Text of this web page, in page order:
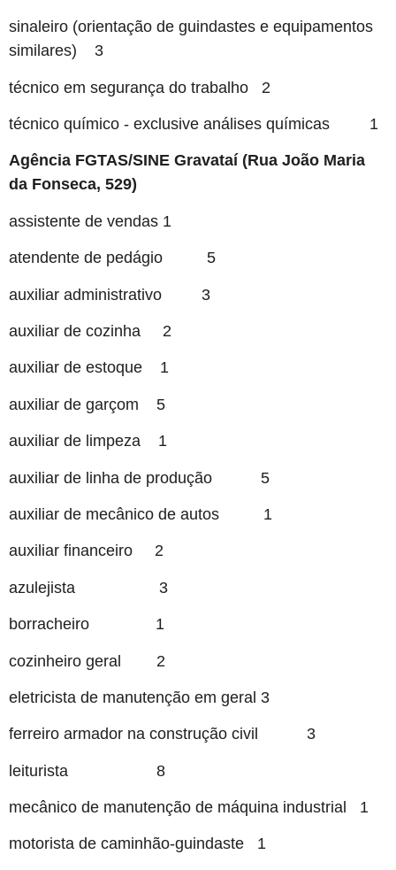
sinaleiro (orientação de guindastes e equipamentos
similares) 3
técnico em segurança do trabalho 2
técnico químico - exclusive análises químicas 1
Agência FGTAS/SINE Gravataí (Rua João Maria
da Fonseca, 529)
assistente de vendas 1
atendente de pedágio 5
auxiliar administrativo 3
auxiliar de cozinha 2
auxiliar de estoque 1
auxiliar de garçom 5
auxiliar de limpeza 1
auxiliar de linha de produção 5
auxiliar de mecânico de autos 1
auxiliar financeiro 2
azulejista 3
borracheiro 1
cozinheiro geral 2
eletricista de manutenção em geral 3
ferreiro armador na construção civil 3
leiturista 8
mecânico de manutenção de máquina industrial 1
motorista de caminhão-guindaste 1